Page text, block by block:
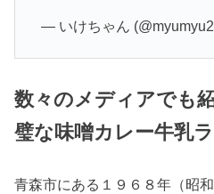
— いけちゃん
数々のメディアでも
璧な味噌カレー牛乳
青森市にある１９６８年（昭